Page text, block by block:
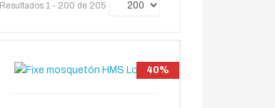
Resultados 1 - 200 de 205
40%